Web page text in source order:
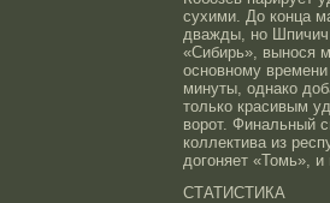
сухими. До конца
дважды, но Шпичич
«Сибирь», вынося
основному
минуты, однако
только красивым
ворот. Финальный
коллектива из
догоняет «Томь»,
СТАТИСТИКА